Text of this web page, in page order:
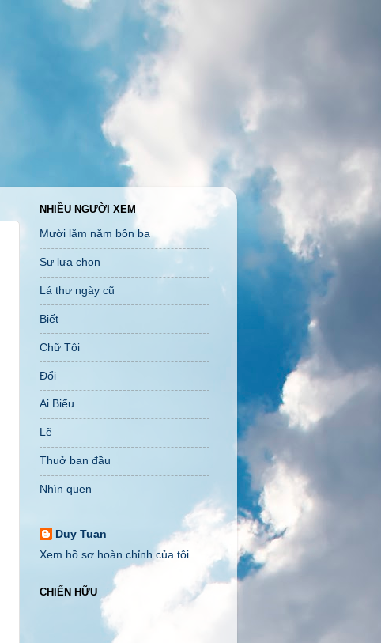
NHIỀU NGƯỜI XEM
Mười lăm năm bôn ba
Sự lựa chọn
Lá thư ngày cũ
Biết
Chữ Tôi
Đổi
Ai Biểu...
Lẽ
Thuở ban đầu
Nhìn quen
Duy Tuan
Xem hồ sơ hoàn chỉnh của tôi
CHIẾN HỮU